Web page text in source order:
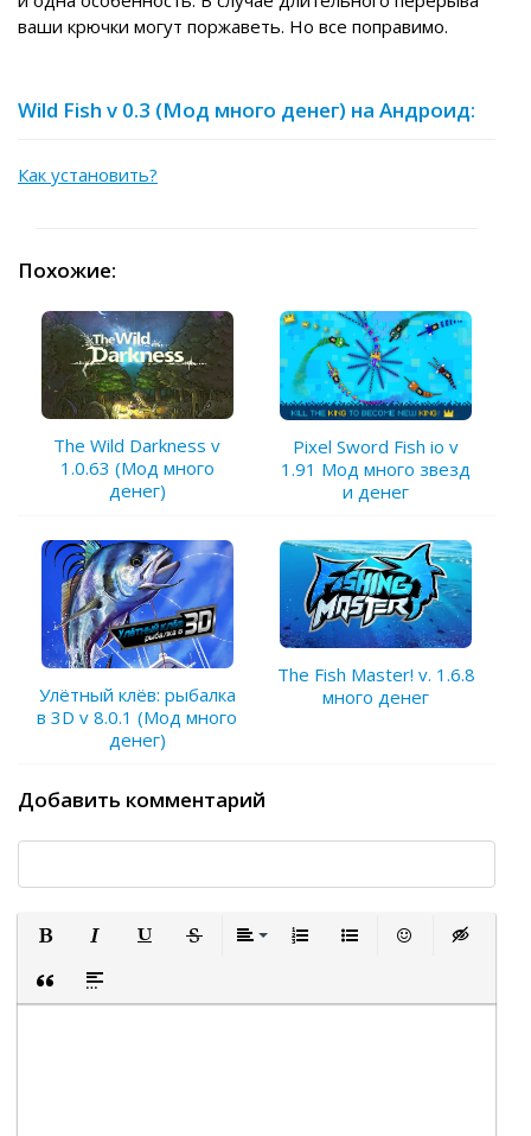
ваши крючки могут поржаветь. Но все поправимо.
Wild Fish v 0.3 (Мод много денег) на Андроид:
Как установить?
Похожие:
The Wild Darkness v
1.0.63 (Мод много
денег)
Pixel Sword Fish io v
1.91 Мод много звезд
и денег
Улётный клёв: рыбалка
в 3D v 8.0.1 (Мод много
денег)
The Fish Master! v. 1.6.8
много денег
Добавить комментарий
Вставка цитаты
Вставка спойлера